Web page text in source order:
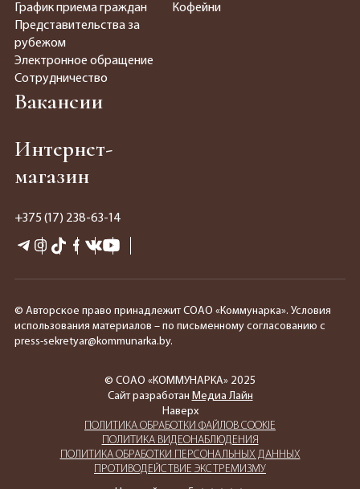
ПОЛИТИКА ОБРАБОТКИ ФАЙЛОВ COOKIE
ПОЛИТИКА ВИДЕОНАБЛЮДЕНИЯ
ПОЛИТИКА ОБРАБОТКИ ПЕРСОНАЛЬНЫХ ДАННЫХ
ПРОТИВОДЕЙСТВИЕ ЭКСТРЕМИЗМУ
График приема граждан
Представительства за
рубежом
Электронное обращение
Сотрудничество
Кофейни
Вакансии
Интернет-
магазин
+375 (17) 238-63-14
© Авторское право принадлежит СОАО «Коммунарка». Условия
использования материалов – по письменному согласованию с
press-sekretyar@kommunarka.by.
© СОАО «КОММУНАРКА» 2025
Сайт разработан Медиа Лайн
Наверх